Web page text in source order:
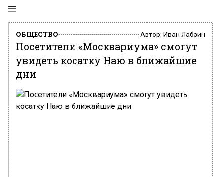
ОБЩЕСТВО Автор: Иван Лабзин
Посетители «Москвариума» смогут
увидеть косатку Наю в ближайшие
дни